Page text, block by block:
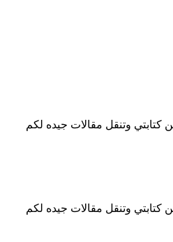
وتنقل مقالات جيده لكم
وتنقل مقالات جيده لكم